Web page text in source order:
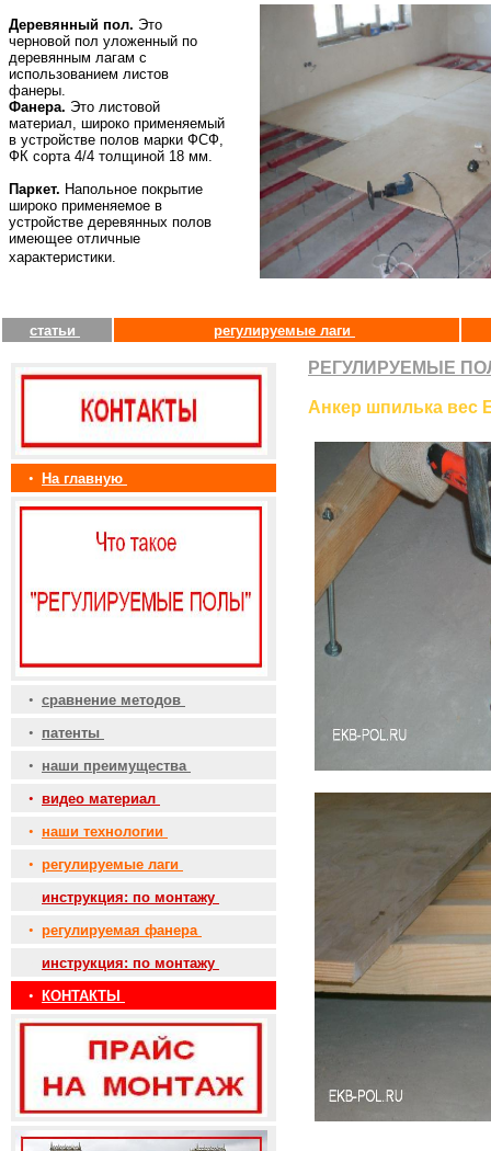
Деревянный пол. Это
черновой пол уложенный по
деревянным лагам с
использованием листов
фанеры.
Фанера. Это листовой
материал, широко применяемый
в устройстве полов марки ФСФ,
ФК сорта 4/4 толщиной 18 мм.
Паркет. Напольное покрытие
широко применяемое в
устройстве деревянных полов
имеющее отличные
характеристики.
статьи регулируемые лаги
• На главную
• сравнение методов
• патенты
• наши преимущества
• видео материал
• наши технологии
• регулируемые лаги
инструкция: по монтажу
• регулируемая фанера
инструкция: по монтажу
•
КОНТАКТЫ
РЕГУЛИРУЕМЫЕ
Анкер шпилька вес